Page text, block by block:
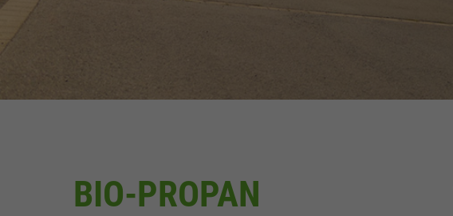
BIO-PROPAN